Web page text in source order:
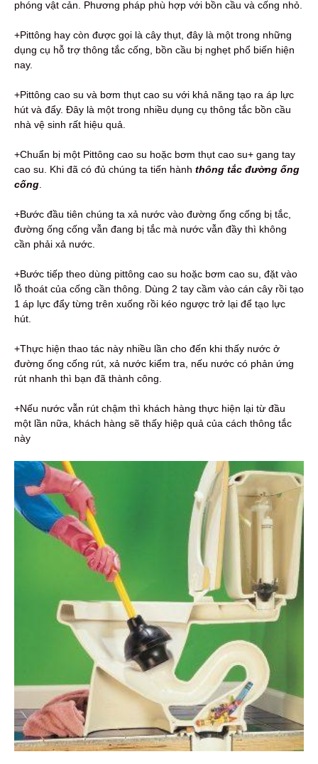
phóng vật cản. Phương pháp phù hợp với bồn cầu và cống nhỏ.
+Pittông hay còn được gọi là cây thụt, đây là một trong những
dụng cụ hỗ trợ thông tắc cống, bồn cầu bị nghẹt phổ biến hiện
nay.
+Pittông cao su và bơm thụt cao su với khả năng tạo ra áp lực
hút và đẩy. Đây là một trong nhiều dụng cụ thông tắc bồn cầu
nhà vệ sinh rất hiệu quả.
+Chuẩn bị một Pittông cao su hoặc bơm thụt cao su+ gang tay
cao su. Khi đã có đủ chúng ta tiến hành thông tắc đường ống
cống
+Bước đầu tiên chúng ta xả nước vào đường ống cống bị tắc,
đường ống cống vẫn đang bị tắc mà nước vẫn đầy thì không
cần phải xả nước.
+Bước tiếp theo dùng pittông cao su hoặc bơm cao su, đặt vào
lỗ thoát của cống cần thông. Dùng 2 tay cầm vào cán cây rồi tạo
1 áp lực đẩy từng trên xuống rồi kéo ngược trở lại để tạo lực
hút.
+Thực hiện thao tác này nhiều lần cho đến khi thấy nước ở
đường ống cống rút, xả nước kiểm tra, nếu nước có phản ứng
rút nhanh thì bạn đã thành công.
+Nếu nước vẫn rút chậm thì khách hàng thực hiện lại từ đầu
một lần nữa, khách hàng sẽ thấy hiệp quả của cách thông tắc
này